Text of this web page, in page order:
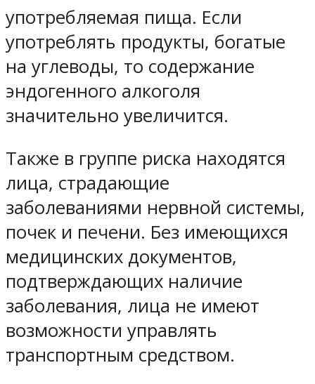
употребляемая пища. Если
употреблять продукты, богатые
на углеводы, то содержание
эндогенного алкоголя
значительно увеличится.
Также в группе риска находятся
лица, страдающие
заболеваниями нервной системы,
почек и печени. Без имеющихся
медицинских документов,
подтверждающих наличие
заболевания, лица не имеют
возможности управлять
транспортным средством.